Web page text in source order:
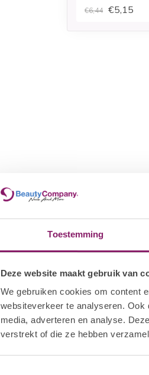
Toestemming
Deze website maakt gebruik van
We gebruiken cookies om content
websiteverkeer te analyseren.
media, adverteren en analyse.
verstrekt of die ze hebben
€6,44 €5,15